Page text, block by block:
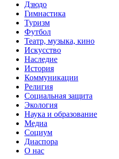
Дзюдо
Гимнастика
Туризм
Футбол
Театр, музыка, кино
Искусство
Наследие
История
Коммуникации
Религия
Социальная защита
Экология
Наука и образование
Медиа
Социум
Диаспора
О нас